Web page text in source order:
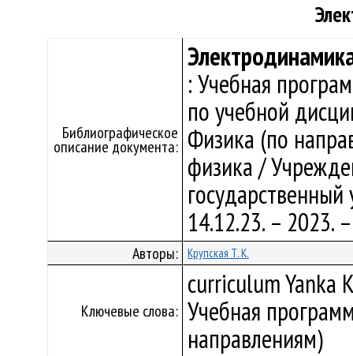
Библиографическое
описание документа:
: Учебная
по учебной
Физика (по
физика /
14.12.23. –
Авторы: Крупская Т. К.
Ключевые слова:
curriculum Yanka
Учебная
направлениям)